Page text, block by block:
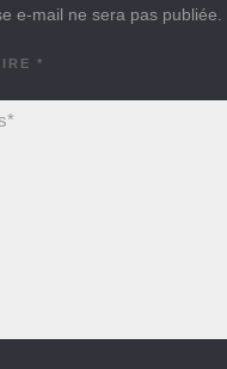
e-mail ne sera pas publiée.
*